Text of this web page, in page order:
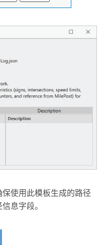
使用此模板生成的路径
息字段。